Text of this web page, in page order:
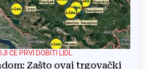
ĆE PRVI DOBITI LIDL
Zašto ovaj trgovački